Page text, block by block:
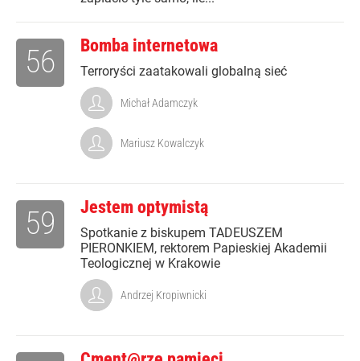
Bomba internetowa
Terroryści zaatakowali globalną sieć
56
Michał Adamczyk
Mariusz Kowalczyk
Jestem optymistą
Spotkanie z biskupem TADEUSZEM
PIERONKIEM, rektorem Papieskiej Akademii
Teologicznej w Krakowie
59
Andrzej Kropiwnicki